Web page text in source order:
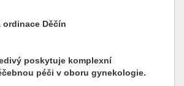
Děčín
poskytuje komplexní
péči v oboru gynekologie.